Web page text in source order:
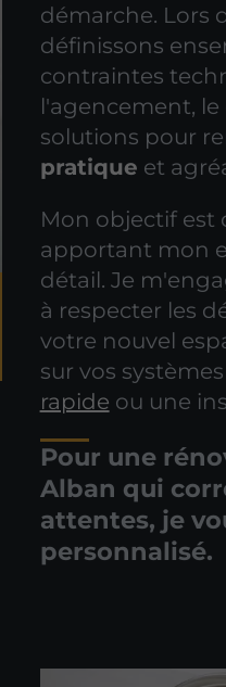
démarche. Lors
définissons
contraintes
l'agencement,
solutions pour
pratique et
Mon objectif est
apportant mon
détail. Je
à respecter les
votre nouvel
sur vos
rapide ou une
Pour une
Alban qui
attentes, je
personnalisé.